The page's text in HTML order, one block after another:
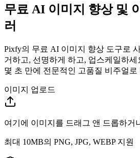
무료 AI 이미지 향상 및
러
Pixfy의 무료 AI 이미지 향상 도구로
거하고, 선명하게 하고, 업스케일하
몇 초 만에 전문적인 고품질 비주얼로
이미지 업로드
여기에 이미지를 드래그 앤 드롭하거
최대 10MB의 PNG, JPG, WEBP 지원